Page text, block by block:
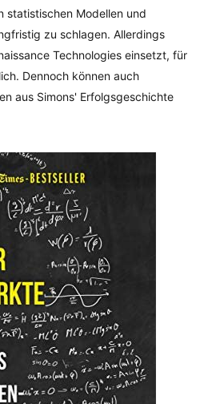
statistischen Modellen und
zu schlagen. Allerdings
Technologies einsetzt, für
Dennoch können auch
aus Simons' Erfolgsgeschichte